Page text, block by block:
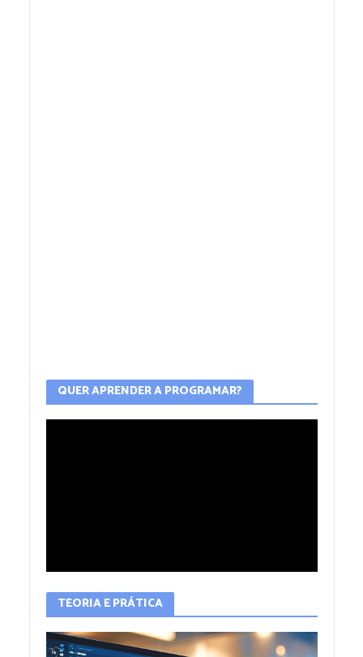
QUER APRENDER A PROGRAMAR?
TEORIA E PRÁTICA